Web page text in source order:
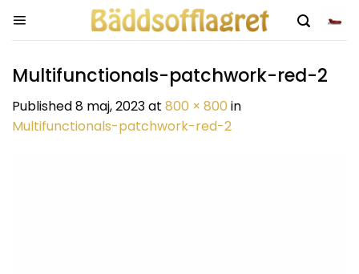
Multifunctionals-patchwork-red-2
Published8 maj, 2023at 800 × 800 in
Multifunctionals-patchwork-red-2